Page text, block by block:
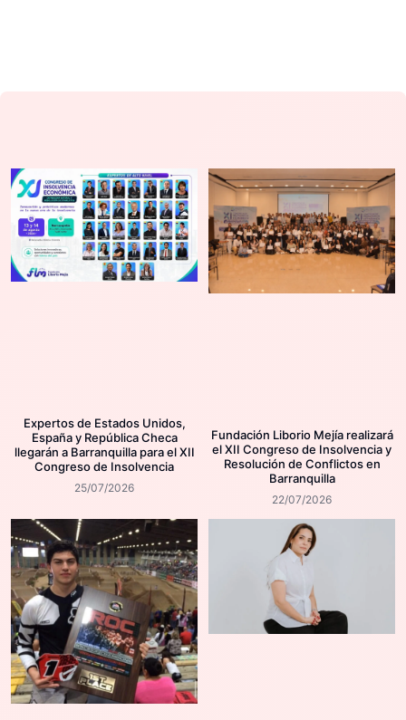
Expertos de Estados Unidos,
España y República Checa
llegarán a Barranquilla para el XII
Congreso de Insolvencia
25/07/2026
Fundación Liborio Mejía realizará
el XII Congreso de Insolvencia y
Resolución de Conflictos en
Barranquilla
22/07/2026